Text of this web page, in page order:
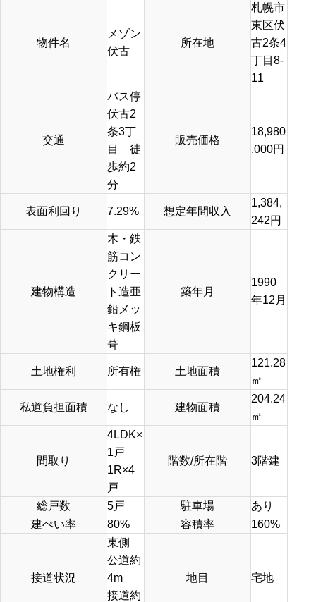
物件名
メゾン
伏古
所在地
札幌市
東区伏
古2条4
丁目8-
11
交通
バス停
伏古2
条3丁
目 徒
歩約2
分
販売価格
18,980
,000円
表面利回り 7.29% 想定年間収入
1,384,
242円
建物構造
木・鉄
筋コン
クリー
ト造亜
鉛メッ
キ鋼板
葺
築年月
1990
年12月
土地権利 所有権 土地面積
121.28
㎡
私道負担面積 なし 建物面積
204.24
㎡
間取り
4LDK×
1戸
1R×4
戸
階数/所在階 3階建
総戸数 5戸 駐車場
あり
建ぺい率
80% 容積率 160%
接道状況
東側
公道約
4m
接道約
地目 宅地